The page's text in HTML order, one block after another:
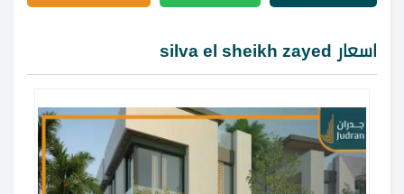
اسعار silva el sheikh zayed